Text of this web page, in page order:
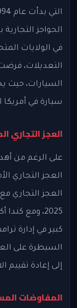
الحواجز
في الولايات
التعديلات،
سيارة في
العجز التجاري
على الرغم من
العجز التجاري
كبير في إدارة
السيطرة على
إلى إعادة تقييم
المفاوضات